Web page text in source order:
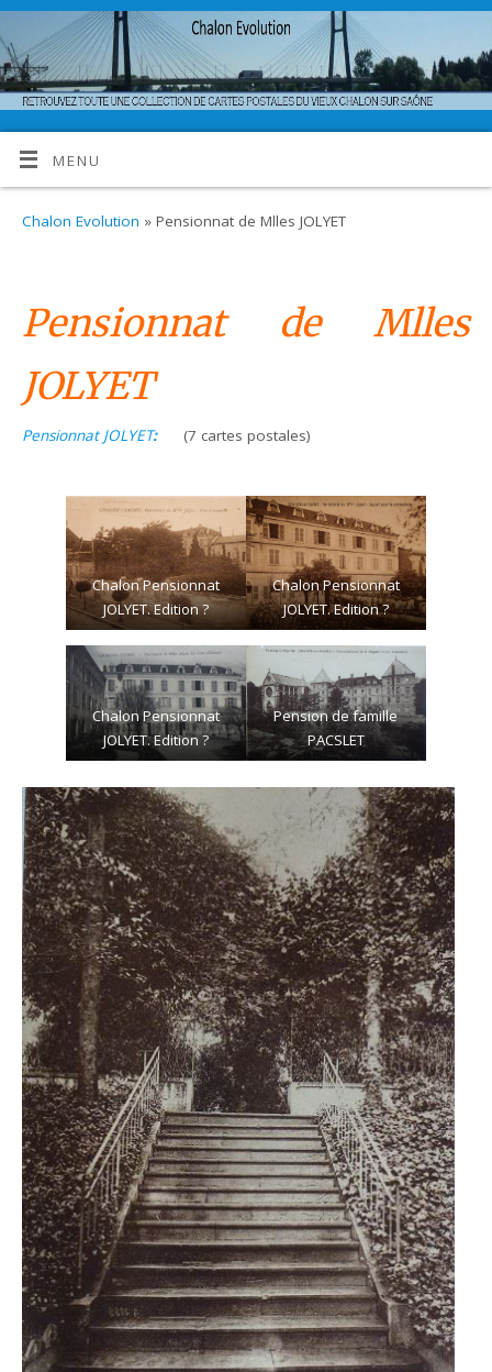
MENU
Chalon Evolution » Pensionnat de Mlles JOLYET
Pensionnat de Mlles
JOLYET
Pensionnat JOLYET: (7 cartes postales)
Chalon Pensionnat
JOLYET. Edition ?
Chalon Pensionnat
JOLYET. Edition ?
Chalon Pensionnat
JOLYET. Edition ?
Pension de famille
PACSLET